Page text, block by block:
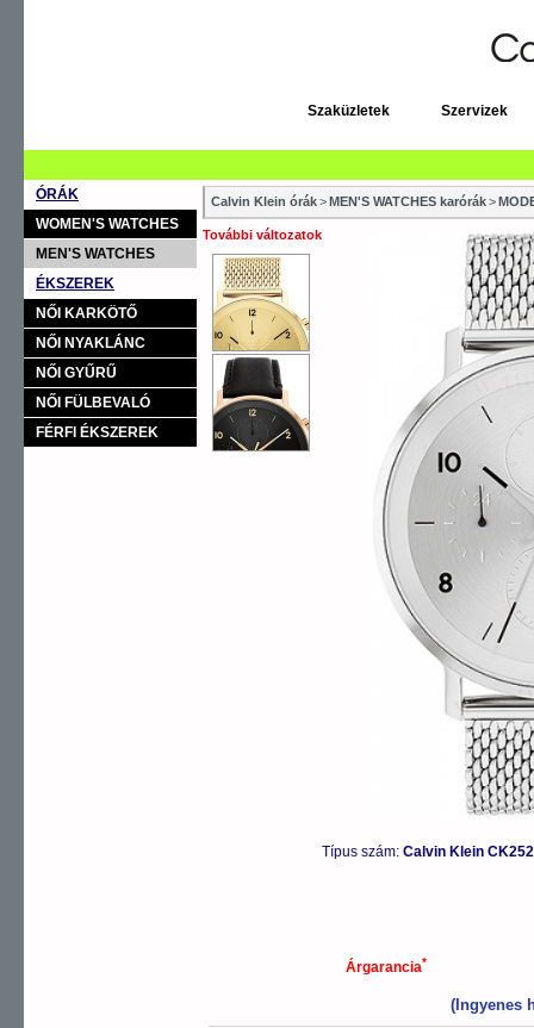
Szaküzletek Szervizek
ÓRÁK
WOMEN'S WATCHES
MEN'S WATCHES
ÉKSZEREK
NŐI KARKÖTŐ
NŐI NYAKLÁNC
NŐI GYŰRŰ
NŐI FÜLBEVALÓ
FÉRFI ÉKSZEREK
Calvin Klein órák>MEN'S WATCHES karórák>
További változatok
Típus szám: Calvin Klein
Árgarancia*
(Ingyenes